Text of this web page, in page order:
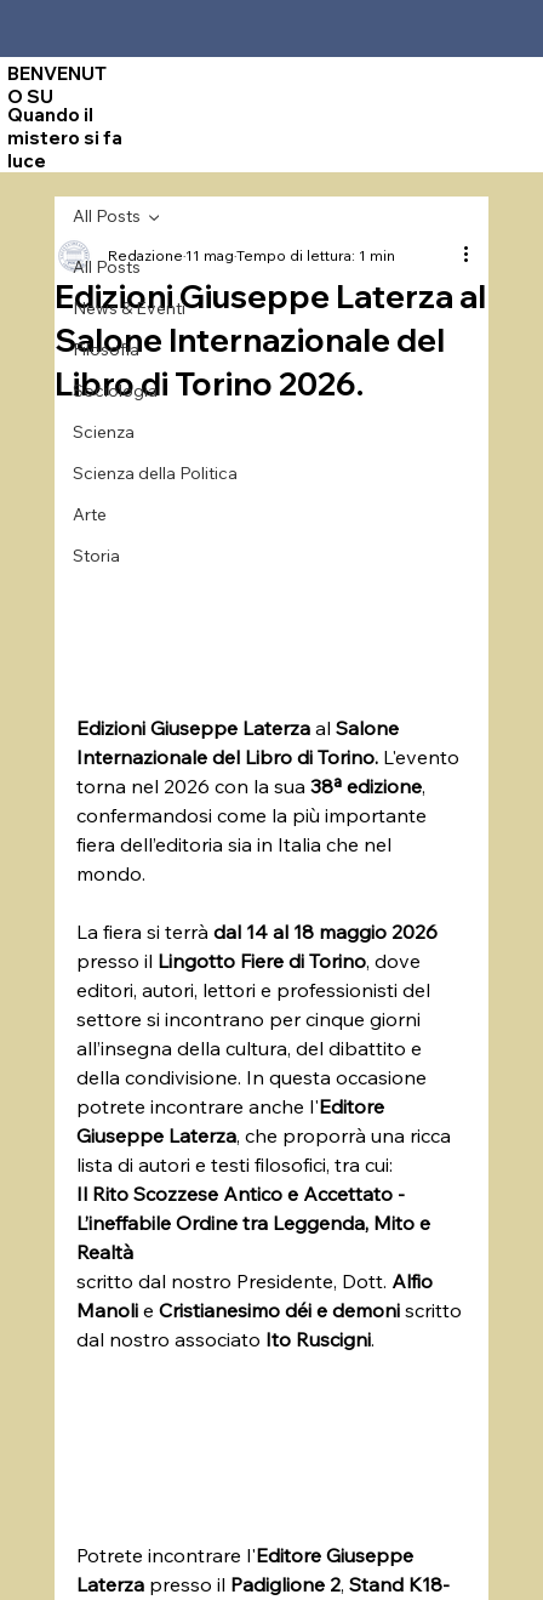
Quando il
mistero si fa
luce
BENVENUT
O SU
All Posts
News & Eventi
Filosofia
Sociologia
Scienza
Scienza della Politica
Arte
Storia
All Posts
Edizioni Giuseppe Laterza al
Salone Internazionale del
Libro di Torino 2026.
Redazione11 magTempo di lettura: 1 min
Edizioni Giuseppe Laterza al Salone
Internazionale del Libro di Torino. L'evento
torna nel 2026 con la sua 38ª edizione,
confermandosi come la più importante
fiera dell’editoria sia in Italia che nel
mondo.
La fiera si terrà dal 14 al 18 maggio 2026
presso il Lingotto Fiere di Torino, dove
editori, autori, lettori e professionisti del
settore si incontrano per cinque giorni
all’insegna della cultura, del dibattito e
della condivisione. In questa occasione
potrete incontrare anche l'Editore
Giuseppe Laterza, che proporrà una ricca
lista di autori e testi filosofici, tra cui:
Il Rito Scozzese Antico e Accettato -
L’ineffabile Ordine tra Leggenda, Mito e
Realtà
scritto dal nostro Presidente, Dott. Alfio
Manoli e Cristianesimo déi e demoni scritto
dal nostro associato Ito Ruscigni.
Potrete incontrare l'Editore Giuseppe
Laterza presso il Padiglione 2, Stand K18-